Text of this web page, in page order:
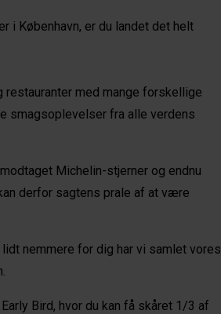
i København, er du landet det helt
med mange forskellige
smagsoplevelser fra alle verdens
Michelin-stjerner og endnu
derfor sagtens prale af at være
nemmere for dig har vi samlet vores
Bird, hvor du kan få skåret 1/3 af